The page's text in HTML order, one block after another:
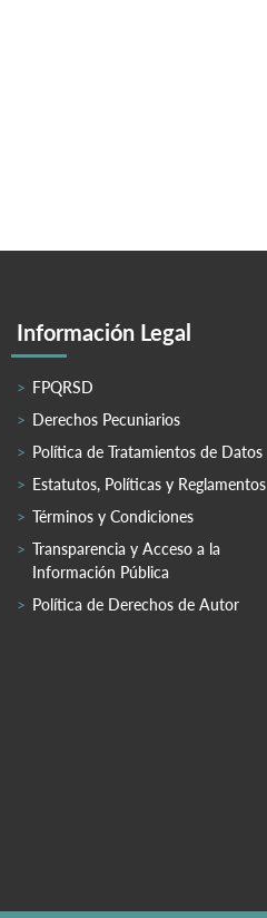
Información Legal
FPQRSD
Derechos Pecuniarios
Política de Tratamientos de Datos
Estatutos, Políticas y Reglamentos
Términos y Condiciones
Transparencia y Acceso a la
Información Pública
Política de Derechos de Autor